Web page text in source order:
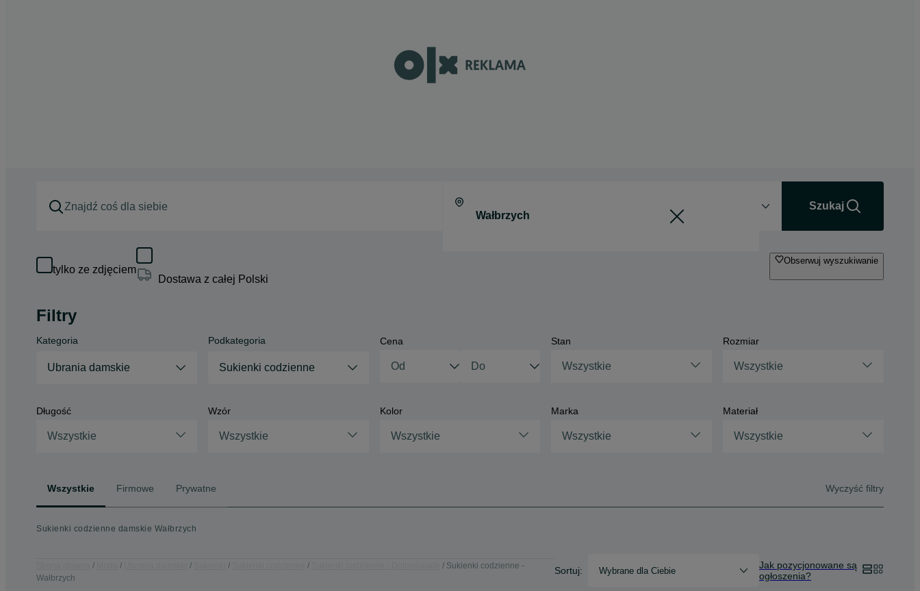
Szukaj
tylko ze zdjęciem
Dostawa z całej Polski
Obserwuj wyszukiwanie
Filtry
Kategoria
Ubrania damskie
Podkategoria
Sukienki codzienne
Cena Stan
Wszystkie
Rozmiar
Wszystkie
Długość
Wszystkie
Wzór
Wszystkie
Kolor
Wszystkie
Marka
Wszystkie
Materiał
Wszystkie
Wszystkie Firmowe Prywatne Wyczyść filtry
Sukienki codzienne damskie Wałbrzych
Sukienki codzienne -
Wałbrzych
Sortuj: Wybrane dla Ciebie
Jak pozycjonowane są
ogłoszenia?